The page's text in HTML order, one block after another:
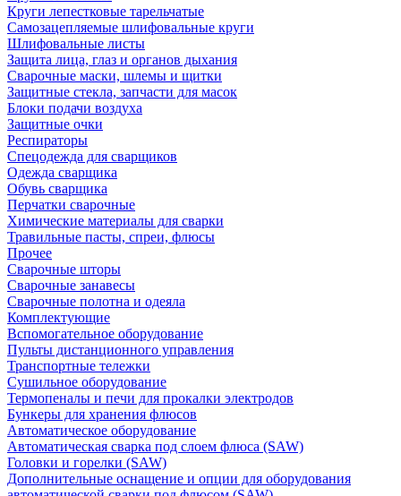
Круги лепестковые тарельчатые
Самозацепляемые шлифовальные круги
Шлифовальные листы
Защита лица, глаз и органов дыхания
Сварочные маски, шлемы и щитки
Защитные стекла, запчасти для масок
Блоки подачи воздуха
Защитные очки
Респираторы
Спецодежда для сварщиков
Одежда сварщика
Обувь сварщика
Перчатки сварочные
Химические материалы для сварки
Травильные пасты, спреи, флюсы
Прочее
Сварочные шторы
Сварочные занавесы
Сварочные полотна и одеяла
Комплектующие
Вспомогательное оборудование
Пульты дистанционного управления
Транспортные тележки
Сушильное оборудование
Термопеналы и печи для прокалки электродов
Бункеры для хранения флюсов
Автоматическое оборудование
Автоматическая сварка под слоем флюса (SAW)
Головки и горелки (SAW)
Дополнительные оснащение и опции для оборудования